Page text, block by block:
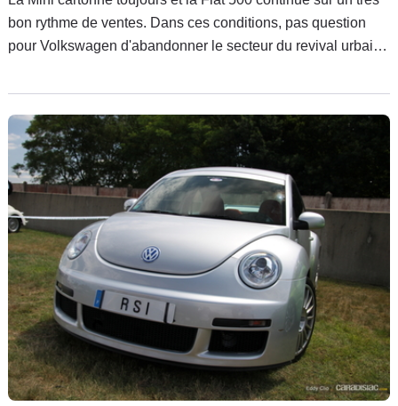
bon rythme de ventes. Dans ces conditions, pas question
pour Volkswagen d'abandonner le secteur du revival urbain.
malgré les résultats modestes du précédent modèle. La voilà
déjà presque au grand jour.